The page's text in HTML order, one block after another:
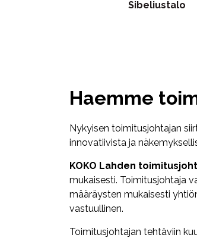
Sibeliustalo
Haemme
Nykyisen toimitusjohtajan
innovatiivista ja
KOKO Lahden
mukaisesti. Toimitusjohtaja
määräysten mukaisesti
vastuullinen.
Toimitusjohtajan tehtäviin